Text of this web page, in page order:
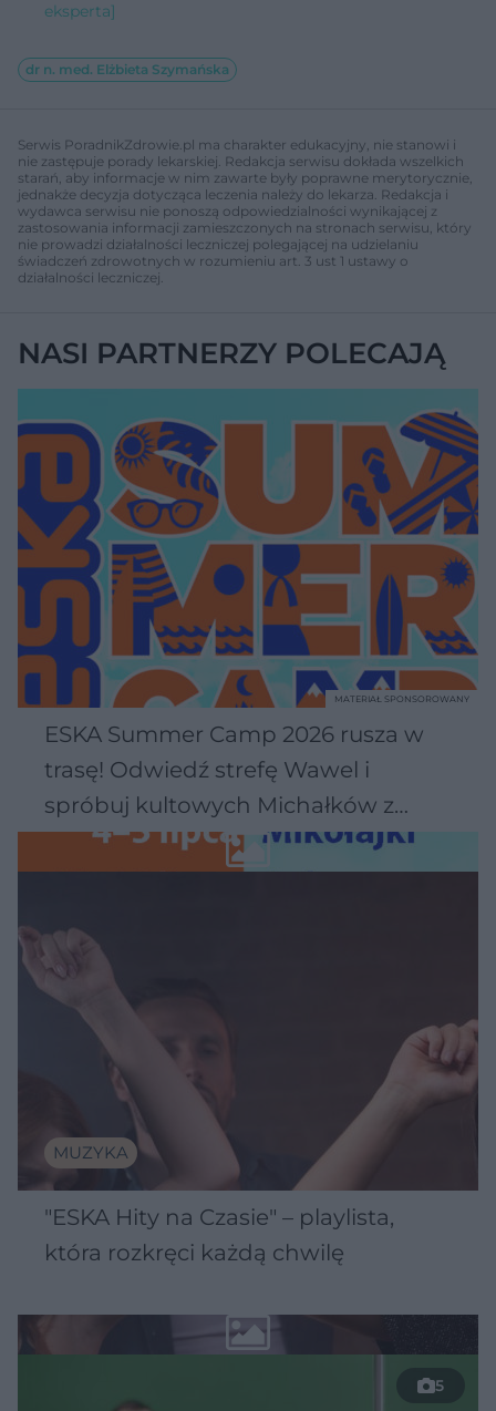
eksperta]
dr n. med. Elżbieta Szymańska
Serwis PoradnikZdrowie.pl ma charakter edukacyjny, nie stanowi i
nie zastępuje porady lekarskiej. Redakcja serwisu dokłada wszelkich
starań, aby informacje w nim zawarte były poprawne merytorycznie,
jednakże decyzja dotycząca leczenia należy do lekarza. Redakcja i
wydawca serwisu nie ponoszą odpowiedzialności wynikającej z
zastosowania informacji zamieszczonych na stronach serwisu, który
nie prowadzi działalności leczniczej polegającej na udzielaniu
świadczeń zdrowotnych w rozumieniu art. 3 ust 1 ustawy o
działalności leczniczej.
NASI PARTNERZY POLECAJĄ
ESKA Summer Camp 2026 rusza w
trasę! Odwiedź strefę Wawel i
spróbuj kultowych Michałków z
Wawelu
MATERIAŁ SPONSOROWANY
MUZYKA
"ESKA Hity na Czasie" – playlista,
która rozkręci każdą chwilę
5